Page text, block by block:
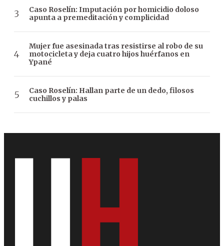
Caso Roselín: Imputación por homicidio doloso
apunta a premeditación y complicidad
Mujer fue asesinada tras resistirse al robo de su
motocicleta y deja cuatro hijos huérfanos en
Ypané
Caso Roselín: Hallan parte de un dedo, filosos
cuchillos y palas